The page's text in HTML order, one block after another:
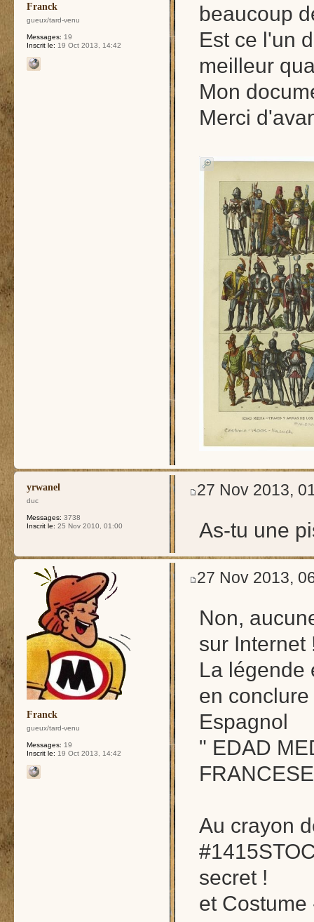
Franck
gueux/tard-venu
Messages: 19
Inscrit le: 19 Oct 2013, 14:42
beaucoup
Est ce l'un
meilleur
Mon
Merci
yrwanel
duc
Messages: 3738
Inscrit le: 25 Nov 2010, 01:00
27 Nov 2013,
As-tu une
Franck
gueux/tard-venu
Messages: 19
Inscrit le: 19 Oct 2013, 14:42
27 Nov 2013,
Non,
sur Internet
La légende
en
Espagnol
" EDAD
Au crayon
secret !
et Costume